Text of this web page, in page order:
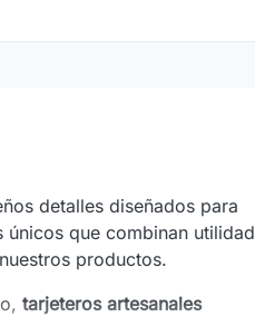
detalles diseñados para
únicos que combinan utilidad
productos.
tarjeteros artesanales